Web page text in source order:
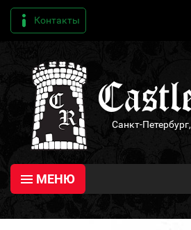
Контакты
Санкт-
МЕНЮ